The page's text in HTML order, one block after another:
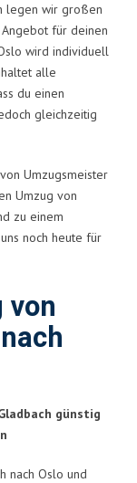
legen wir großen
für deinen
wird individuell
alle
du einen
gleichzeitig
Umzugsmeister
Umzug von
zu einem
noch heute für
von
günstig
nach Oslo und